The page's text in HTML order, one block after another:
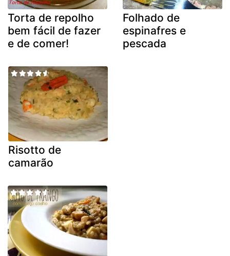
Torta de repolho
bem fácil de fazer
e de comer!
Folhado de
espinafres e
pescada
Risotto de
camarão